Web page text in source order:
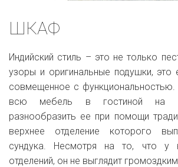
ШКАФ
Индийский стиль – это не только
узоры и оригинальные подушки, это
совмещенное с
всю мебель в гостиной на
разнообразить ее при помощи
верхнее отделение которого
сундука. Несмотря на то, что у
отделений, он не выглядит громоздким.